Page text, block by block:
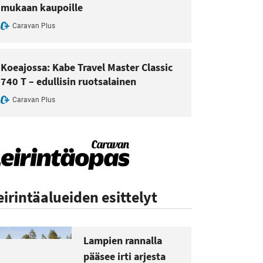
mukaan kaupoille
Caravan Plus
Koeajossa: Kabe Travel Master Classic
740 T – edullisin ruotsalainen
Caravan Plus
esittelyt
Lampien rannalla
pääsee irti arjesta